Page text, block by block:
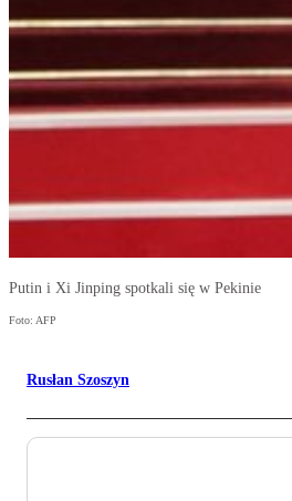
Putin i Xi Jinping spotkali się w Pekinie
Foto: AFP
Rusłan Szoszyn